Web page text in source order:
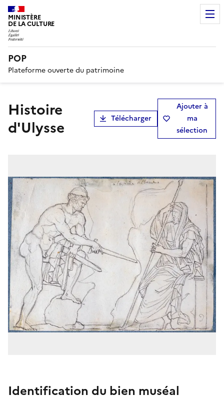
MINISTÈRE
DE LA CULTURE
POP
Plateforme ouverte du patrimoine
Histoire
d'Ulysse
Télécharger
Ajouter à
ma
sélection
Identification du bien muséal